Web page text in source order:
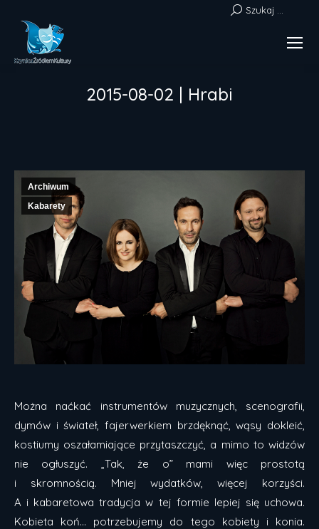
Szukaj:Szukaj ...
2015-08-02 | Hrabi
Archiwum
Kabarety
Można naćkać instrumentów muzycznych, scenografii,
dymów i świateł, fajerwerkiem brzdęknąć, wąsy dokleić,
kostiumy oszałamiające przytaszczyć, a mimo to widzów
nie ogłuszyć. „Tak, że o” mami więc prostotą
i skromnością. Mniej wydatków, więcej korzyści.
A i kabaretowa tradycja w tej formie lepiej się uchowa.
Kobieta koń… potrzebujemy do tego kobiety i konia.